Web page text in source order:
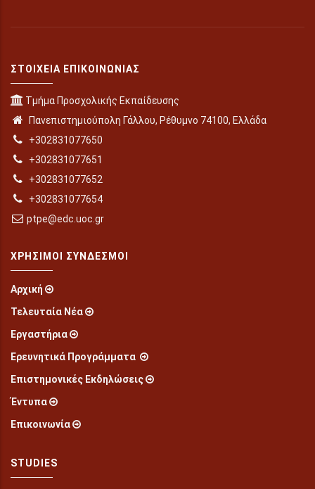
ΣΤΟΙΧΕΊΑ ΕΠΙΚΟΙΝΩΝΊΑΣ
Τμήμα Προσχολικής Εκπαίδευσης
Πανεπιστημιούπολη Γάλλου, Ρέθυμνο 74100, Ελλάδα
+302831077650
+302831077651
+302831077652
+302831077654
ptpe@edc.uoc.gr
ΧΡΉΣΙΜΟΙ ΣΎΝΔΕΣΜΟΙ
Αρχική
Τελευταία Νέα
Εργαστήρια
Ερευνητικά Προγράμματα
Επιστημονικές Εκδηλώσεις
Έντυπα
Επικοινωνία
STUDIES